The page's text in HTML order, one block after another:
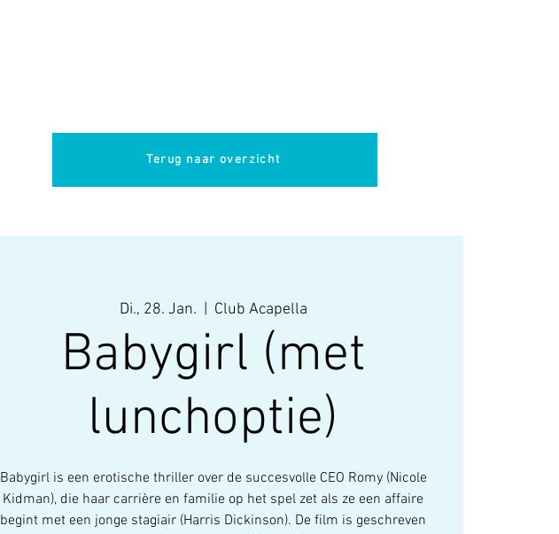
Terug naar overzicht
Di., 28. Jan.
  |
Club Acapella
Babygirl (met
lunchoptie)
Babygirl is een erotische thriller over de succesvolle CEO Romy (Nicole
Kidman), die haar carrière en familie op het spel zet als ze een affaire
begint met een jonge stagiair (Harris Dickinson). De film is geschreven